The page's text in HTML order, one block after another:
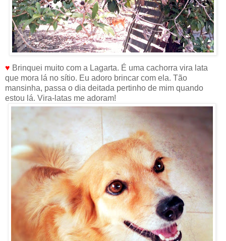
♥ Brinquei muito com a Lagarta. É uma cachorra vira lata
que mora lá no sítio. Eu adoro brincar com ela. Tão
mansinha, passa o dia deitada pertinho de mim quando
estou lá. Vira-latas me adoram!